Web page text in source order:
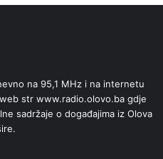
na 95,1 MHz i na internetu
str www.radio.olovo.ba gdje
sadržaje o događajima iz Olova